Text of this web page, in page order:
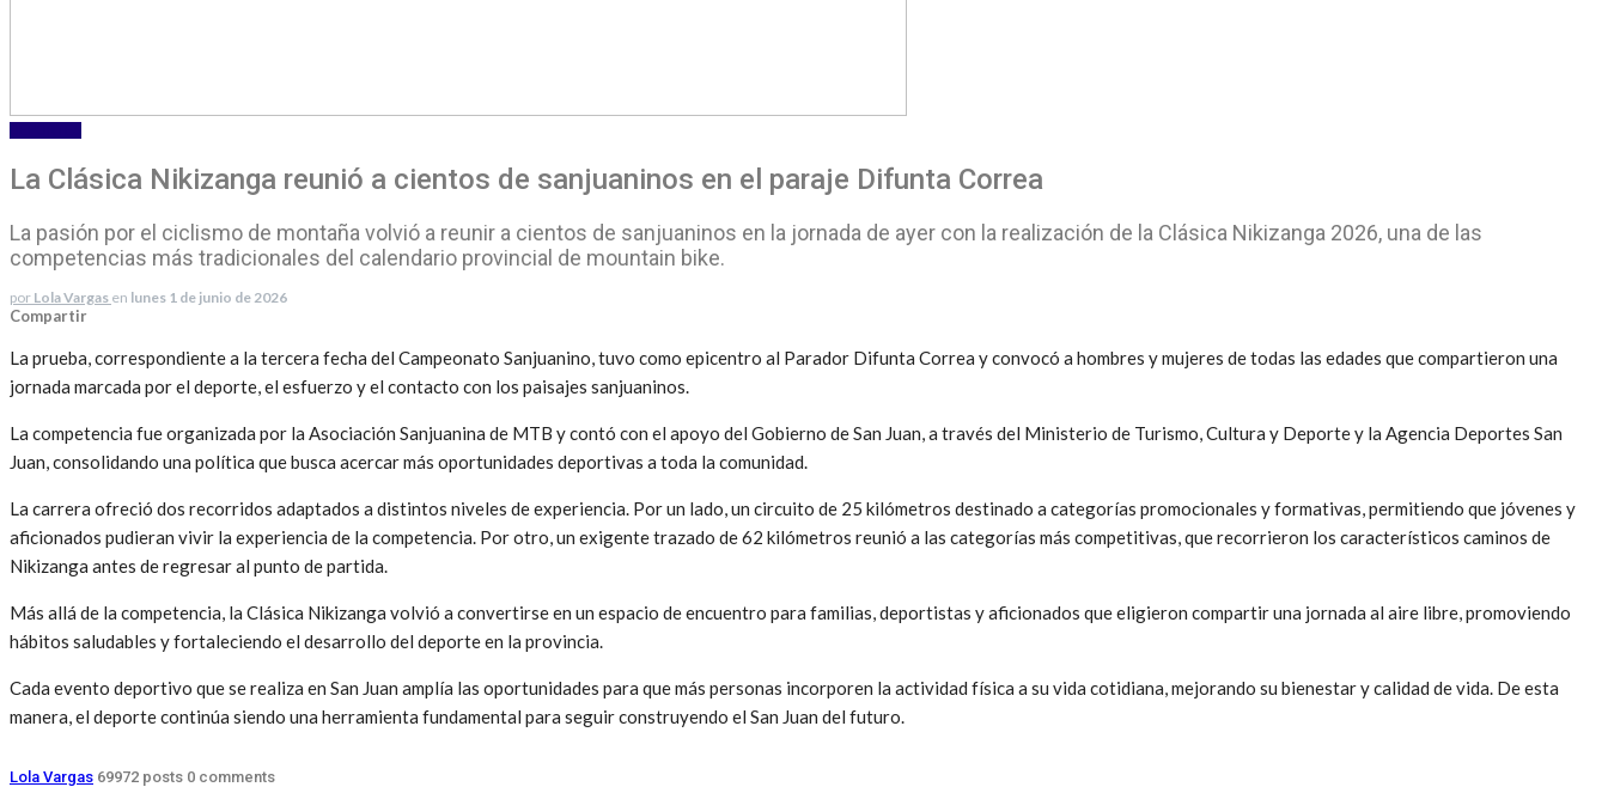
La Clásica Nikizanga reunió a cientos de sanjuaninos en el paraje Difunta Correa
La pasión por el ciclismo de montaña volvió a reunir a cientos de sanjuaninos en la jornada de ayer con la realización de la Clásica Nikizanga 2026, una de las
competencias más tradicionales del calendario provincial de mountain bike.
por Lola Vargas en lunes 1 de junio de 2026
Compartir
La prueba, correspondiente a la tercera fecha del Campeonato Sanjuanino, tuvo como epicentro al Parador Difunta Correa y convocó a hombres y mujeres de todas las edades que compartieron una
jornada marcada por el deporte, el esfuerzo y el contacto con los paisajes sanjuaninos.
La competencia fue organizada por la Asociación Sanjuanina de MTB y contó con el apoyo del Gobierno de San Juan, a través del Ministerio de Turismo, Cultura y Deporte y la Agencia Deportes San
Juan, consolidando una política que busca acercar más oportunidades deportivas a toda la comunidad.
La carrera ofreció dos recorridos adaptados a distintos niveles de experiencia. Por un lado, un circuito de 25 kilómetros destinado a categorías promocionales y formativas, permitiendo que jóvenes y
aficionados pudieran vivir la experiencia de la competencia. Por otro, un exigente trazado de 62 kilómetros reunió a las categorías más competitivas, que recorrieron los característicos caminos de
Nikizanga antes de regresar al punto de partida.
Más allá de la competencia, la Clásica Nikizanga volvió a convertirse en un espacio de encuentro para familias, deportistas y aficionados que eligieron compartir una jornada al aire libre, promoviendo
hábitos saludables y fortaleciendo el desarrollo del deporte en la provincia.
Cada evento deportivo que se realiza en San Juan amplía las oportunidades para que más personas incorporen la actividad física a su vida cotidiana, mejorando su bienestar y calidad de vida. De esta
manera, el deporte continúa siendo una herramienta fundamental para seguir construyendo el San Juan del futuro.
Lola Vargas 69972 posts 0 comments